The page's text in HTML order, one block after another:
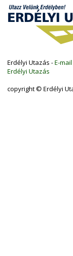
Erdélyi Utazás -E-mail
Erdélyi Utazás
copyright © Erdélyi